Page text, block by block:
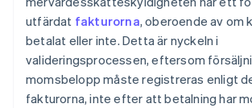
utfärdat fakturorna, oberoende av om
betalat eller inte. Detta är nyckeln i
valideringsprocessen, eftersom
momsbelopp måste registreras enligt
fakturorna, inte efter att betalning har